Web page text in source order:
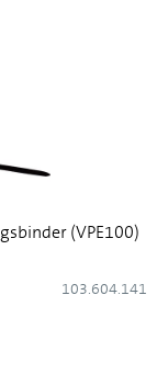
(VPE100)
103.604.141